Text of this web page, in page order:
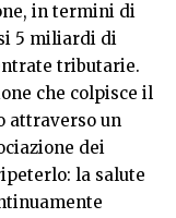
in termini di
5 miliardi di
tributarie.
che colpisce il
attraverso un
dei
la salute